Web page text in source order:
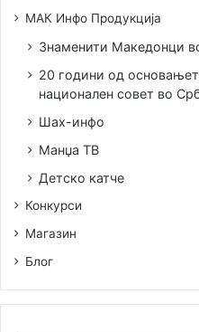
МАК Инфо Продукција
Знаменити Македонци
20 години од
национален совет во
Шах-инфо
Манџа ТВ
Детско катче
Конкурси
Магазин
Блог